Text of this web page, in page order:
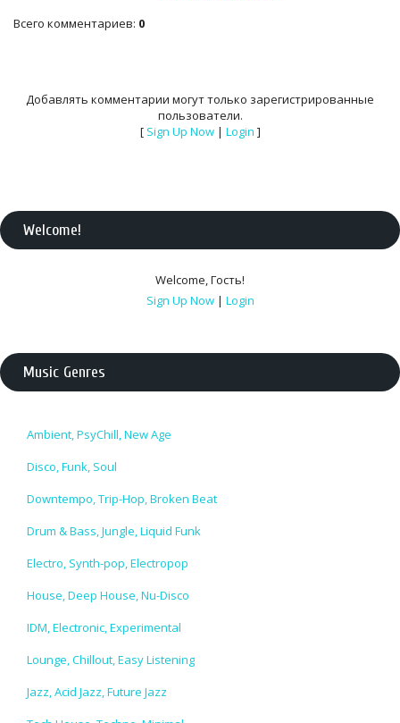
Всего комментариев: 0
Добавлять комментарии могут только зарегистрированные
пользователи.
[ Sign Up Now| Login ]
Welcome!
Welcome,Гость!
Sign Up Now | Login
Music Genres
Ambient, PsyChill, New Age
Disco, Funk, Soul
Downtempo, Trip-Hop, Broken Beat
Drum & Bass, Jungle, Liquid Funk
Electro, Synth-pop, Electropop
House, Deep House, Nu-Disco
IDM, Electronic, Experimental
Lounge, Chillout, Easy Listening
Jazz, Acid Jazz, Future Jazz